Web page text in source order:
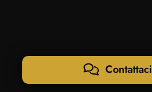
Contattaci